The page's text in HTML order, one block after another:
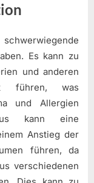
schwerwiegende
Es kann zu
und anderen
führen, was
und Allergien
kann eine
Anstieg der
führen, da
verschiedenen